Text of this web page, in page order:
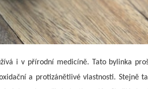
i v přírodní medicíně. Tato bylinka
a protizánětlivé vlastnosti. Stejně